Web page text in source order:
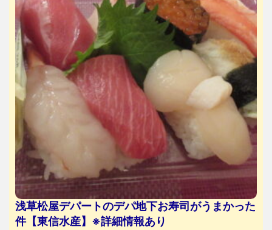
浅草松屋デパートのデパ地下お寿司がうまかった
件【東信水産】※詳細情報あり